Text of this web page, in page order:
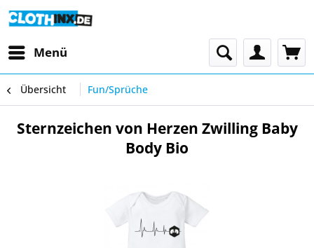
Menü
Übersicht Fun/Sprüche
Sternzeichen von Herzen Zwilling Baby
Body Bio